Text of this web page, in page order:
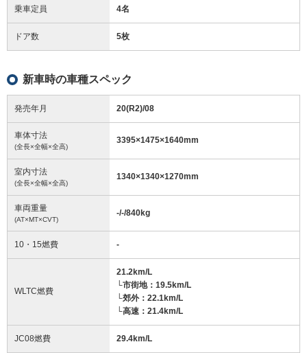
乗車定員 4名
ドア数 5枚
新車時の車種スペック
発売年月 20(R2)/08
車体寸法
(全長×全幅×全高)
3395×1475×1640mm
室内寸法
(全長×全幅×全高)
1340×1340×1270mm
車両重量
(AT×MT×CVT)
-/-/840kg
10・15燃費 -
WLTC燃費
21.2km/L
└市街地：19.5km/L
└郊外：22.1km/L
└高速：21.4km/L
JC08燃費 29.4km/L